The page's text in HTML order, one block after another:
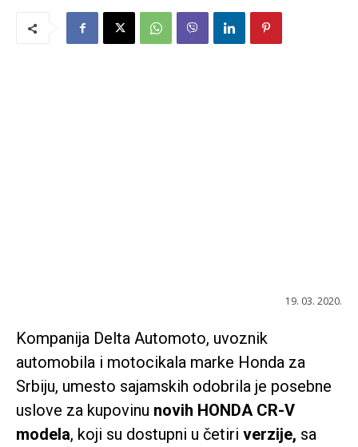
19. 03. 2020.
Kompanija Delta Automoto, uvoznik
automobila i motocikala marke Honda za
Srbiju, umesto sajamskih odobrila je posebne
uslove za kupovinu novih HONDA CR-V
modela, koji su dostupni u četiri verzije, sa